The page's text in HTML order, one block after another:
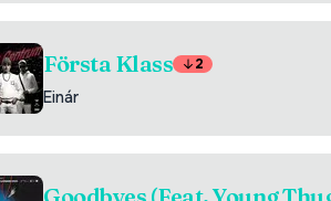
Första Klass 2
Einár